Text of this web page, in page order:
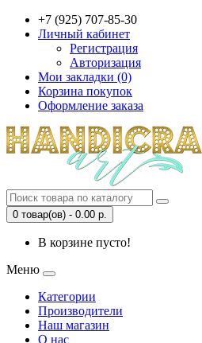
+7 (925) 707-85-30
Личный кабинет
Регистрация
Авторизация
Мои закладки (0)
Корзина покупок
Оформление заказа
0 товар(ов) - 0.00 р.
В корзине пусто!
Меню
Категории
Производители
Наш магазин
О нас